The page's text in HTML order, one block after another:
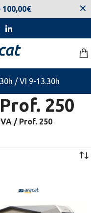
las molestias.
/ VI 9-13.30h
250
/ Prof. 250
100,00€ ✕